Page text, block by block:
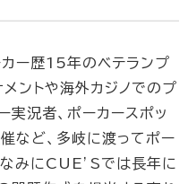
ー歴15年のベテランプ
メントや海外カジノでのプ
実況者、ポーカースポッ
催など、多岐に渡ってポー
みにCUE’Sでは長年に